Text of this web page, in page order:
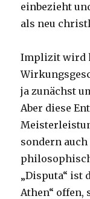
einbezieht
als neu
Implizit wird
ja zunächst
Aber diese
sondern
„Disputa“ ist
Athen“ offen,